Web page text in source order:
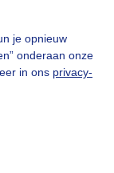
je opnieuw
onderaan onze
in ons privacy-